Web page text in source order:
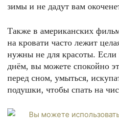
зимы и не дадут вам
Также в американских
на кровати часто лежит
нужны не для красоты. Если
днём, вы можете спокойно
перед сном, умыться,
подушки, чтобы спать на